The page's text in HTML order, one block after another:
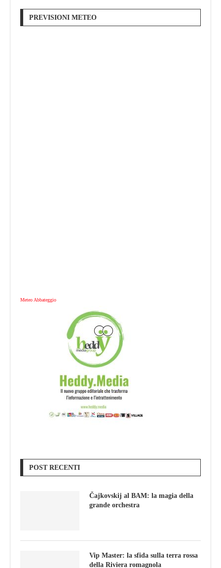
PREVISIONI METEO
Meteo Abbateggio
POST RECENTI
Čajkovskij al BAM: la magia della
grande orchestra
Vip Master: la sfida sulla terra rossa
della Riviera romagnola